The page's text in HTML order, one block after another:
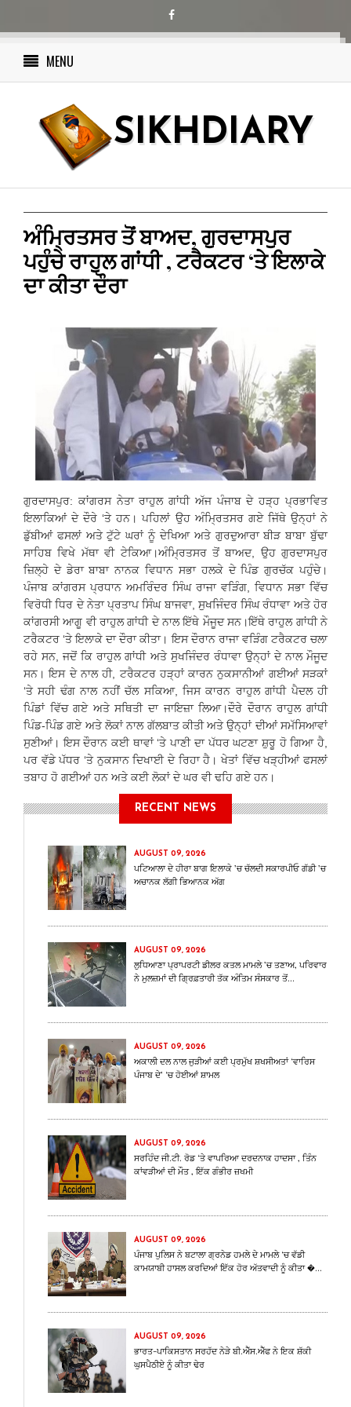
MENU
SIKHDIARY
ਅੰਮ੍ਰਿਤਸਰ ਤੋਂ ਬਾਅਦ, ਗੁਰਦਾਸਪੁਰ
ਪਹੁੰਚੇ ਰਾਹੁਲ ਗਾਂਧੀ , ਟਰੈਕਟਰ ‘ਤੇ ਇਲਾਕੇ
ਦਾ ਕੀਤਾ ਦੌਰਾ
ਗੁਰਦਾਸਪੁਰ: ਕਾਂਗਰਸ ਨੇਤਾ ਰਾਹੁਲ ਗਾਂਧੀ ਅੱਜ ਪੰਜਾਬ ਦੇ ਹੜ੍ਹ ਪ੍ਰਭਾਵਿਤ
ਇਲਾਕਿਆਂ ਦੇ ਦੌਰੇ ‘ਤੇ ਹਨ। ਪਹਿਲਾਂ ਉਹ ਅੰਮ੍ਰਿਤਸਰ ਗਏ ਜਿੱਥੇ ਉਨ੍ਹਾਂ ਨੇ
ਡੁੱਬੀਆਂ ਫਸਲਾਂ ਅਤੇ ਟੁੱਟੇ ਘਰਾਂ ਨੂੰ ਦੇਖਿਆ ਅਤੇ ਗੁਰਦੁਆਰਾ ਬੀੜ ਬਾਬਾ ਬੁੱਢਾ
ਸਾਹਿਬ ਵਿਖੇ ਮੱਥਾ ਵੀ ਟੇਕਿਆ।ਅੰਮ੍ਰਿਤਸਰ ਤੋਂ ਬਾਅਦ, ਉਹ ਗੁਰਦਾਸਪੁਰ
ਜ਼ਿਲ੍ਹੇ ਦੇ ਡੇਰਾ ਬਾਬਾ ਨਾਨਕ ਵਿਧਾਨ ਸਭਾ ਹਲਕੇ ਦੇ ਪਿੰਡ ਗੁਰਚੱਕ ਪਹੁੰਚੇ।
ਪੰਜਾਬ ਕਾਂਗਰਸ ਪ੍ਰਧਾਨ ਅਮਰਿੰਦਰ ਸਿੰਘ ਰਾਜਾ ਵੜਿੰਗ, ਵਿਧਾਨ ਸਭਾ ਵਿੱਚ
ਵਿਰੋਧੀ ਧਿਰ ਦੇ ਨੇਤਾ ਪ੍ਰਤਾਪ ਸਿੰਘ ਬਾਜਵਾ, ਸੁਖਜਿੰਦਰ ਸਿੰਘ ਰੰਧਾਵਾ ਅਤੇ ਹੋਰ
ਕਾਂਗਰਸੀ ਆਗੂ ਵੀ ਰਾਹੁਲ ਗਾਂਧੀ ਦੇ ਨਾਲ ਇੱਥੇ ਮੌਜੂਦ ਸਨ।ਇੱਥੇ ਰਾਹੁਲ ਗਾਂਧੀ ਨੇ
ਟਰੈਕਟਰ ‘ਤੇ ਇਲਾਕੇ ਦਾ ਦੌਰਾ ਕੀਤਾ। ਇਸ ਦੌਰਾਨ ਰਾਜਾ ਵੜਿੰਗ ਟਰੈਕਟਰ ਚਲਾ
ਰਹੇ ਸਨ, ਜਦੋਂ ਕਿ ਰਾਹੁਲ ਗਾਂਧੀ ਅਤੇ ਸੁਖਜਿੰਦਰ ਰੰਧਾਵਾ ਉਨ੍ਹਾਂ ਦੇ ਨਾਲ ਮੌਜੂਦ
ਸਨ। ਇਸ ਦੇ ਨਾਲ ਹੀ, ਟਰੈਕਟਰ ਹੜ੍ਹਾਂ ਕਾਰਨ ਨੁਕਸਾਨੀਆਂ ਗਈਆਂ ਸੜਕਾਂ
‘ਤੇ ਸਹੀ ਢੰਗ ਨਾਲ ਨਹੀਂ ਚੱਲ ਸਕਿਆ, ਜਿਸ ਕਾਰਨ ਰਾਹੁਲ ਗਾਂਧੀ ਪੈਦਲ ਹੀ
ਪਿੰਡਾਂ ਵਿੱਚ ਗਏ ਅਤੇ ਸਥਿਤੀ ਦਾ ਜਾਇਜ਼ਾ ਲਿਆ।ਦੌਰੇ ਦੌਰਾਨ ਰਾਹੁਲ ਗਾਂਧੀ
ਪਿੰਡ-ਪਿੰਡ ਗਏ ਅਤੇ ਲੋਕਾਂ ਨਾਲ ਗੱਲਬਾਤ ਕੀਤੀ ਅਤੇ ਉਨ੍ਹਾਂ ਦੀਆਂ ਸਮੱਸਿਆਵਾਂ
ਸੁਣੀਆਂ। ਇਸ ਦੌਰਾਨ ਕਈ ਥਾਵਾਂ ‘ਤੇ ਪਾਣੀ ਦਾ ਪੱਧਰ ਘਟਣਾ ਸ਼ੁਰੂ ਹੋ ਗਿਆ ਹੈ,
ਪਰ ਵੱਡੇ ਪੱਧਰ ‘ਤੇ ਨੁਕਸਾਨ ਦਿਖਾਈ ਦੇ ਰਿਹਾ ਹੈ। ਖੇਤਾਂ ਵਿੱਚ ਖੜ੍ਹੀਆਂ ਫਸਲਾਂ
ਤਬਾਹ ਹੋ ਗਈਆਂ ਹਨ ਅਤੇ ਕਈ ਲੋਕਾਂ ਦੇ ਘਰ ਵੀ ਢਹਿ ਗਏ ਹਨ।
RECENT NEWS
AUGUST 09, 2026
ਪਟਿਆਲਾ ਦੇ ਹੀਰਾ ਬਾਗ ਇਲਾਕੇ ’ਚ ਚੱਲਦੀ ਸਕਾਰਪੀਓ ਗੱਡੀ ’ਚ
ਅਚਾਨਕ ਲੱਗੀ ਭਿਆਨਕ ਅੱਗ
AUGUST 09, 2026
ਲੁਧਿਆਣਾ ਪ੍ਰਾਪਰਟੀ ਡੀਲਰ ਕਤਲ ਮਾਮਲੇ ’ਚ ਤਣਾਅ, ਪਰਿਵਾਰ
ਨੇ ਮੁਲਜ਼ਮਾਂ ਦੀ ਗ੍ਰਿਫ਼ਤਾਰੀ ਤੱਕ ਅੰਤਿਮ ਸੰਸਕਾਰ ਤੋਂ...
AUGUST 09, 2026
ਅਕਾਲੀ ਦਲ ਨਾਲ ਜੁੜੀਆਂ ਕਈ ਪ੍ਰਮੁੱਖ ਸ਼ਖਸੀਅਤਾਂ ‘ਵਾਰਿਸ
ਪੰਜਾਬ ਦੇ’ ‘ਚ ਹੋਈਆਂ ਸ਼ਾਮਲ
AUGUST 09, 2026
ਸਰਹਿੰਦ ਜੀ.ਟੀ. ਰੋਡ ‘ਤੇ ਵਾਪਰਿਆ ਦਰਦਨਾਕ ਹਾਦਸਾ , ਤਿੰਨ
ਕਾਂਵੜੀਆਂ ਦੀ ਮੌਤ , ਇੱਕ ਗੰਭੀਰ ਜ਼ਖਮੀ
AUGUST 09, 2026
ਪੰਜਾਬ ਪੁਲਿਸ ਨੇ ਬਟਾਲਾ ਗ੍ਰਨੇਡ ਹਮਲੇ ਦੇ ਮਾਮਲੇ ‘ਚ ਵੱਡੀ
ਕਾਮਯਾਬੀ ਹਾਸਲ ਕਰਦਿਆਂ ਇੱਕ ਹੋਰ ਅੱਤਵਾਦੀ ਨੂੰ ਕੀਤਾ �...
AUGUST 09, 2026
ਭਾਰਤ-ਪਾਕਿਸਤਾਨ ਸਰਹੱਦ ਨੇੜੇ ਬੀ.ਐੱਸ.ਐੱਫ ਨੇ ਇਕ ਸ਼ੱਕੀ
ਘੁਸਪੈਠੀਏ ਨੂੰ ਕੀਤਾ ਢੇਰ